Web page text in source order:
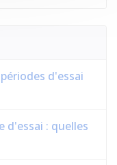
d'essai
d'essai : quelles